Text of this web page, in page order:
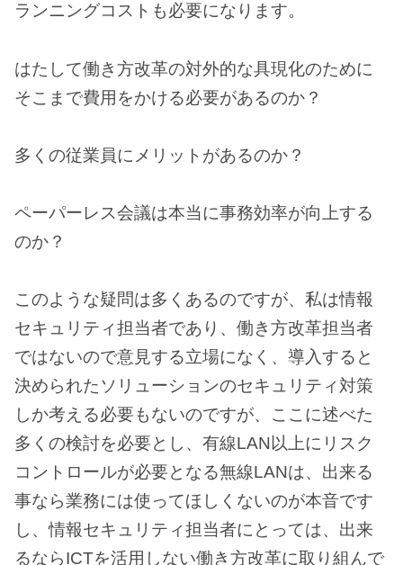
ランニングコストも必要になります。
はたして働き方改革の対外的な具現化のために
そこまで費用をかける必要があるのか？
多くの従業員にメリットがあるのか？
ペーパーレス会議は本当に事務効率が向上する
のか？
このような疑問は多くあるのですが、私は情報
セキュリティ担当者であり、働き方改革担当者
ではないので意見する立場になく、導入すると
決められたソリューションのセキュリティ対策
しか考える必要もないのですが、ここに述べた
多くの検討を必要とし、有線LAN以上にリスク
コントロールが必要となる無線LANは、出来る
事なら業務には使ってほしくないのが本音です
し、情報セキュリティ担当者にとっては、出来
るならICTを活用しない働き方改革に取り組んで